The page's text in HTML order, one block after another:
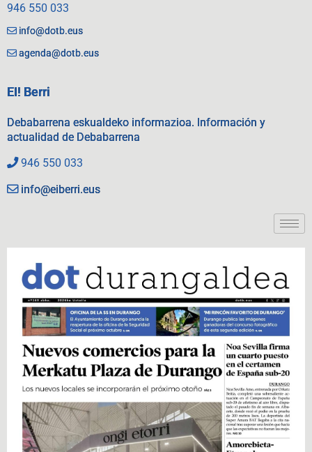
946 550 033
info@dotb.eus
agenda@dotb.eus
EI! Berri
Debabarrena eskualdeko informazioa. Información y
actualidad de Debabarrena
946 550 033
info@eiberri.eus